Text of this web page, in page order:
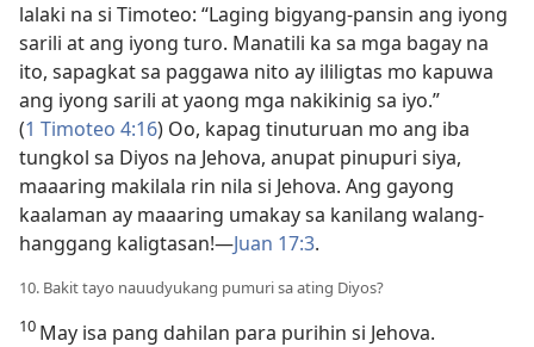
lalaki na si Timoteo: “Laging bigyang-pansin ang iyong
sarili at ang iyong turo. Manatili ka sa mga bagay na
ito, sapagkat sa paggawa nito ay ililigtas mo kapuwa
ang iyong sarili at yaong mga nakikinig sa iyo.”
(1 Timoteo 4:16) Oo, kapag tinuturuan mo ang iba
tungkol sa Diyos na Jehova, anupat pinupuri siya,
maaaring makilala rin nila si Jehova. Ang gayong
kaalaman ay maaaring umakay sa kanilang walang-
hanggang kaligtasan!​—Juan 17:3.
10. Bakit tayo nauudyukang pumuri sa ating Diyos?
10 May isa pang dahilan para purihin si Jehova.